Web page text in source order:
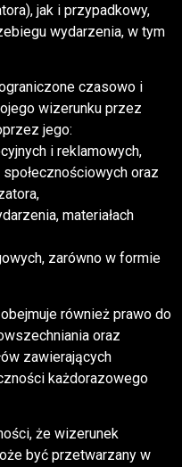
jak i przypadkowy,
wydarzenia, w tym
czasowo i
wizerunku przez
jego:
i reklamowych,
oraz
materiałach
zarówno w formie
również prawo do
oraz
zawierających
każdorazowego
że wizerunek
być przetwarzany w